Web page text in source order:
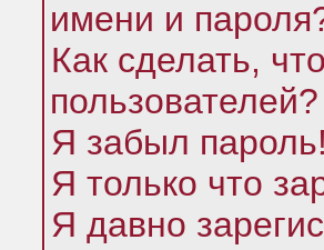
имени и
Как сделать,
пользователей?
Я забыл пароль!
Я только что
Я давно